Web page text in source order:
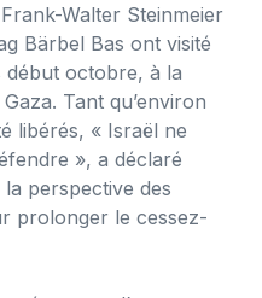
Walter Steinmeier
Bärbel Bas ont visité
début octobre, à la
Tant qu’environ
libérés, « Israël ne
», a déclaré
perspective des
prolonger le cessez-